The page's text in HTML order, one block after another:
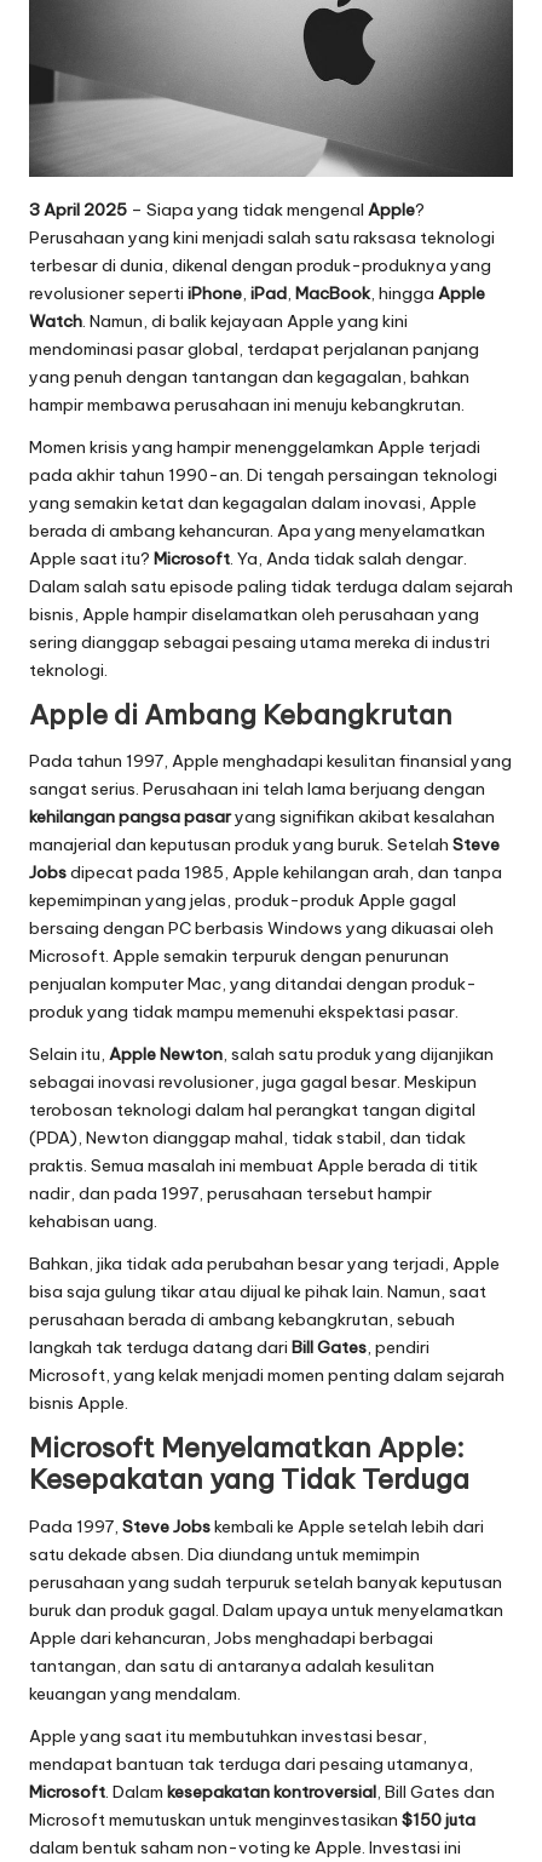
g
i
T
e
r
b
a
r
u
2
0
2
5
-
I
n
o
v
a
s
i
d
a
n
T
r
e
n
T
e
r
b
a
r
u
3 April 2025 – Siapa yang tidak mengenal Apple?
Perusahaan yang kini menjadi salah satu raksasa teknologi
terbesar di dunia, dikenal dengan produk-produknya yang
revolusioner seperti iPhone, iPad, MacBook, hingga Apple
Watch. Namun, di balik kejayaan Apple yang kini
mendominasi pasar global, terdapat perjalanan panjang
yang penuh dengan tantangan dan kegagalan, bahkan
hampir membawa perusahaan ini menuju kebangkrutan.
Momen krisis yang hampir menenggelamkan Apple terjadi
pada akhir tahun 1990-an. Di tengah persaingan teknologi
yang semakin ketat dan kegagalan dalam inovasi, Apple
berada di ambang kehancuran. Apa yang menyelamatkan
Apple saat itu? Microsoft. Ya, Anda tidak salah dengar.
Dalam salah satu episode paling tidak terduga dalam sejarah
bisnis, Apple hampir diselamatkan oleh perusahaan yang
sering dianggap sebagai pesaing utama mereka di industri
teknologi.
Apple di Ambang Kebangkrutan
Pada tahun 1997, Apple menghadapi kesulitan finansial yang
sangat serius. Perusahaan ini telah lama berjuang dengan
kehilangan pangsa pasaryang signifikan akibat kesalahan
manajerial dan keputusan produk yang buruk. Setelah Steve
Jobsdipecat pada 1985, Apple kehilangan arah, dan tanpa
kepemimpinan yang jelas, produk-produk Apple gagal
bersaing dengan PC berbasis Windows yang dikuasai oleh
Microsoft. Apple semakin terpuruk dengan penurunan
penjualan komputer Mac, yang ditandai dengan produk-
produk yang tidak mampu memenuhi ekspektasi pasar.
Selain itu, Apple Newton, salah satu produk yang dijanjikan
sebagai inovasi revolusioner, juga gagal besar. Meskipun
terobosan teknologi dalam hal perangkat tangan digital
(PDA), Newton dianggap mahal, tidak stabil, dan tidak
praktis. Semua masalah ini membuat Apple berada di titik
nadir, dan pada 1997, perusahaan tersebut hampir
kehabisan uang.
Bahkan, jika tidak ada perubahan besar yang terjadi, Apple
bisa saja gulung tikar atau dijual ke pihak lain. Namun, saat
perusahaan berada di ambang kebangkrutan, sebuah
langkah tak terduga datang dari Bill Gates, pendiri
Microsoft, yang kelak menjadi momen penting dalam sejarah
bisnis Apple.
Microsoft Menyelamatkan Apple:
Kesepakatan yang Tidak Terduga
Pada 1997, Steve Jobskembali ke Apple setelah lebih dari
satu dekade absen. Dia diundang untuk memimpin
perusahaan yang sudah terpuruk setelah banyak keputusan
buruk dan produk gagal. Dalam upaya untuk menyelamatkan
Apple dari kehancuran, Jobs menghadapi berbagai
tantangan, dan satu di antaranya adalah kesulitan
keuangan yang mendalam.
Apple yang saat itu membutuhkan investasi besar,
mendapat bantuan tak terduga dari pesaing utamanya,
Microsoft. Dalam kesepakatan kontroversial, Bill Gates dan
Microsoft memutuskan untuk menginvestasikan $150 juta
dalam bentuk saham non-voting ke Apple. Investasi ini